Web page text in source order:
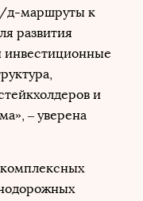
д-маршруты к
развития
инвестиционные
и
– уверена